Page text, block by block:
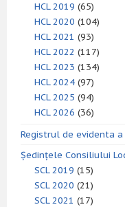
HCL 2019 (65)
HCL 2020 (104)
HCL 2021 (93)
HCL 2022 (117)
HCL 2023 (134)
HCL 2024 (97)
HCL 2025 (94)
HCL 2026 (36)
Registrul de evidenta
Ședințele Consiliului
SCL 2019 (15)
SCL 2020 (21)
SCL 2021 (17)